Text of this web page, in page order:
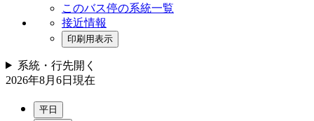
このバス停の系統一覧
接近情報
印刷用表示
系統・行先開く
2026年8月6日 現在
平日